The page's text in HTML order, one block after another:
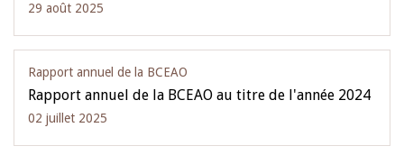
29 août 2025
Rapport annuel de la BCEAO
Rapport annuel de la BCEAO au titre de l'année 2024
02 juillet 2025